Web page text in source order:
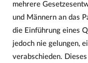
mehrere
und Männern an das
die Einführung eines
jedoch nie gelungen,
verabschieden.